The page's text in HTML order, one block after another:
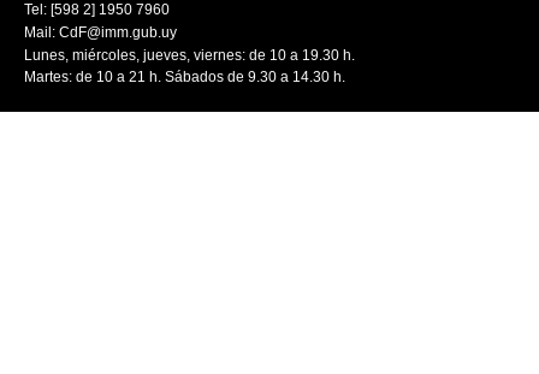
Tel: [598 2] 1950 7960
Mail: CdF@imm.gub.uy
Lunes, miércoles, jueves, viernes: de 10 a 19.30 h.
Martes: de 10 a 21 h. Sábados de 9.30 a 14.30 h.